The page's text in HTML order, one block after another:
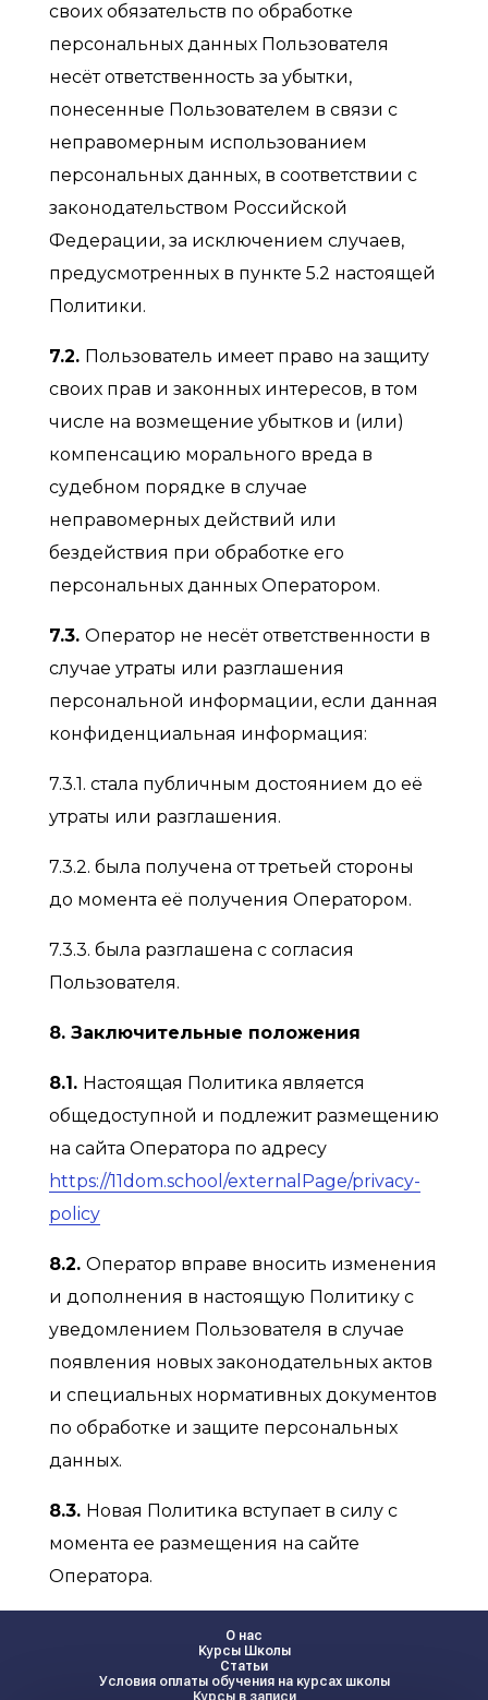
своих обязательств по обработке
персональных данных Пользователя
несёт ответственность за убытки,
понесенные Пользователем в связи с
неправомерным использованием
персональных данных, в соответствии с
законодательством Российской
Федерации, за исключением случаев,
предусмотренных в пункте 5.2 настоящей
Политики.
7.2. Пользователь имеет право на защиту
своих прав и законных интересов, в том
числе на возмещение убытков и (или)
компенсацию морального вреда в
судебном порядке в случае
неправомерных действий или
бездействия при обработке его
персональных данных Оператором.
7.3. Оператор не несёт ответственности в
случае утраты или разглашения
персональной информации, если данная
конфиденциальная информация:
7.3.1. стала публичным достоянием до её
утраты или разглашения.
7.3.2. была получена от третьей стороны
до момента её получения Оператором.
7.3.3. была разглашена с согласия
Пользователя.
8. Заключительные положения
8.1. Настоящая Политика является
общедоступной и подлежит размещению
на сайта Оператора по адресу
https://11dom.school/externalPage/privacy-
policy
8.2. Оператор вправе вносить изменения
и дополнения в настоящую Политику с
уведомлением Пользователя в случае
появления новых законодательных актов
и специальных нормативных документов
по обработке и защите персональных
данных.
8.3. Новая Политика вступает в силу с
момента ее размещения на сайте
Оператора.
О нас
Курсы Школы
Статьи
Условия оплаты обучения на курсах школы
Курсы в записи